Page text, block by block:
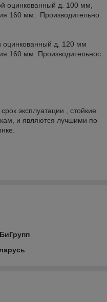
д. 100 мм,
160 мм. Производительно
д. 120 мм
160 мм. Производительнос
эксплуатации , стойкие
и являются лучшими по